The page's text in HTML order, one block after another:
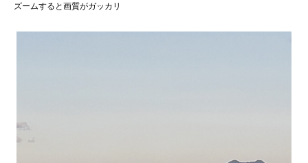
ズームすると画質がガッカリ